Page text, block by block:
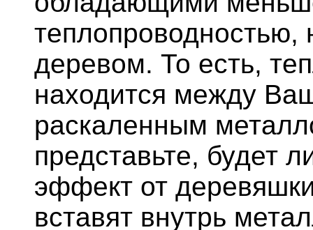
теплопроводностью,
деревом. То есть,
находится между
раскаленным
представьте, будет
эффект от
вставят внутрь